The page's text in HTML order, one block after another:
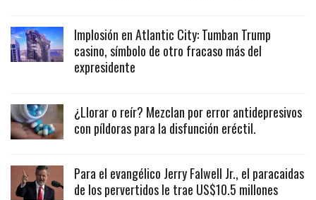
Implosión en Atlantic City: Tumban Trump
casino, símbolo de otro fracaso más del
expresidente
¿Llorar o reír? Mezclan por error antidepresivos
con píldoras para la disfunción eréctil.
Para el evangélico Jerry Falwell Jr., el paracaidas
de los pervertidos le trae US$10.5 millones